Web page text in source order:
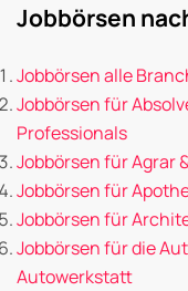
Jobbörsen
Jobbörsen alle
Jobbörsen für
Professionals
Jobbörsen für Agrar
Jobbörsen für
Jobbörsen für
Jobbörsen für die
Autowerkstatt